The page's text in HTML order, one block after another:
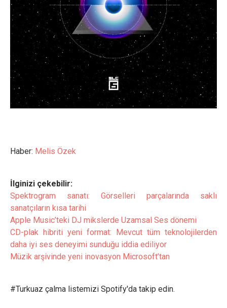
Haber: Melis Özek
İlginizi çekebilir:
Spektrogram sanatı: Görselleri parçalarında saklı
sanatçıların kısa tarihi
Apple Music’teki DJ mikslerde Uzamsal Ses dönemi
CD-plak hibriti yeni format: Mevcut tüm teknolojilerden
daha iyi ses deneyimi sunduğu iddia ediliyor
Müzik arşivinde yeni inovasyon Microsoft’tan
#Turkuaz çalma listemizi Spotify'da takip edin.